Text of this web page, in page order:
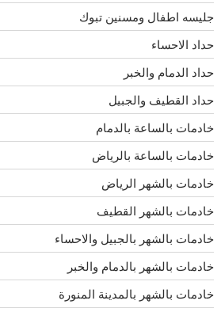
جليسه اطفال ومسنين تبوك
حداد الاحساء
حداد الدمام والخبر
حداد القطيف والجبيل
خادمات بالساعة بالدمام
خادمات بالساعة بالرياض
خادمات بالشهر الرياض
خادمات بالشهر القطيف
خادمات بالشهر بالجبيل والاحساء
خادمات بالشهر بالدمام والخبر
خادمات بالشهر بالمدينة المنورة